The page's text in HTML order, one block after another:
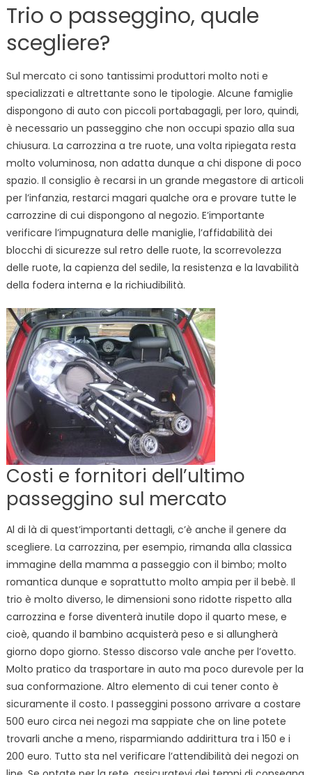
Trio o passeggino, quale
scegliere?
Sul mercato ci sono tantissimi produttori molto noti e
specializzati e altrettante sono le tipologie. Alcune famiglie
dispongono di auto con piccoli portabagagli, per loro, quindi,
è necessario un passeggino che non occupi spazio alla sua
chiusura. La carrozzina a tre ruote, una volta ripiegata resta
molto voluminosa, non adatta dunque a chi dispone di poco
spazio. Il consiglio è recarsi in un grande megastore di articoli
per l’infanzia, restarci magari qualche ora e provare tutte le
carrozzine di cui dispongono al negozio. E’importante
verificare l’impugnatura delle maniglie, l’affidabilità dei
blocchi di sicurezze sul retro delle ruote, la scorrevolezza
delle ruote, la capienza del sedile, la resistenza e la lavabilità
della fodera interna e la richiudibilità.
Costi e fornitori dell’ultimo
passeggino sul mercato
Al di là di quest’importanti dettagli, c’è anche il genere da
scegliere. La carrozzina, per esempio, rimanda alla classica
immagine della mamma a passeggio con il bimbo; molto
romantica dunque e soprattutto molto ampia per il bebè. Il
trio è molto diverso, le dimensioni sono ridotte rispetto alla
carrozzina e forse diventerà inutile dopo il quarto mese, e
cioè, quando il bambino acquisterà peso e si allungherà
giorno dopo giorno. Stesso discorso vale anche per l’ovetto.
Molto pratico da trasportare in auto ma poco durevole per la
sua conformazione. Altro elemento di cui tener conto è
sicuramente il costo. I passeggini possono arrivare a costare
500 euro circa nei negozi ma sappiate che on line potete
trovarli anche a meno, risparmiando addirittura tra i 150 e i
200 euro. Tutto sta nel verificare l’attendibilità dei negozi on